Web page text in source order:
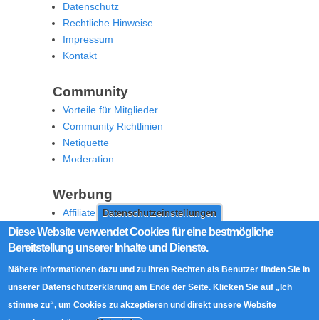
Datenschutzeinstellungen
Diese Website verwendet Cookies für eine bestmögliche
Bereitstellung unserer Inhalte und Dienste.
Nähere Informationen dazu und zu Ihren Rechten als Benutzer finden Sie in
unserer Datenschutzerklärung am Ende der Seite. Klicken Sie auf „Ich
stimme zu“, um Cookies zu akzeptieren und direkt unsere Website
Datenschutz
Rechtliche Hinweise
Impressum
Kontakt
Community
Vorteile für Mitglieder
Community Richtlinien
Netiquette
Moderation
Werbung
Affiliate Offenlegung
Werben Sie auf MoW
Social Media
RSS Feed
Facebook